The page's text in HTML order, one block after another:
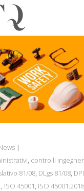
, controlli
81/08, DLgs 81/08, DPI
, ISO 45001, ISO 45001:2018